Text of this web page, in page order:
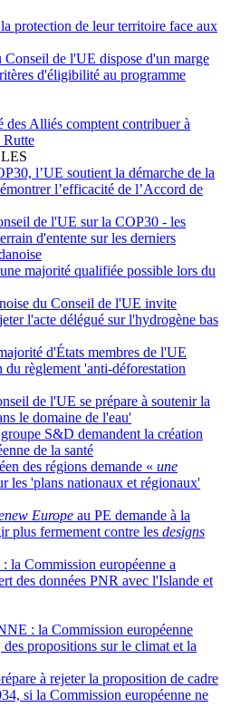
protection de leur territoire face aux
Conseil de l'UE dispose d'un marge
d'éligibilité au programme
des Alliés comptent contribuer à
Rutte
l’UE soutient la démarche de la
l’efficacité de l’Accord de
de l'UE sur la COP30 - les
d'entente sur les derniers
une majorité qualifiée possible lors du
du Conseil de l'UE invite
l'acte délégué sur l'hydrogène bas
d'États membres de l'UE
règlement 'anti-déforestation
de l'UE se prépare à soutenir la
le domaine de l'eau'
S&D demandent la création
de la santé
des régions demande « une
les 'plans nationaux et régionaux'
Europe au PE demande à la
plus fermement contre les designs
: la Commission européenne a
des données PNR avec l'Islande et
: la Commission européenne
propositions sur le climat et la
à rejeter la proposition de cadre
si la Commission européenne ne